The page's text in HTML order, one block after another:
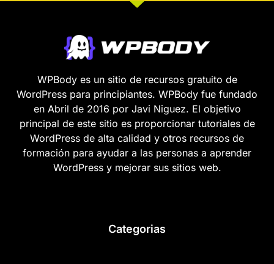
WPBody es un sitio de recursos gratuito de
WordPress para principiantes. WPBody fue fundado
en Abril de 2016 por Javi Niguez. El objetivo
principal de este sitio es proporcionar tutoriales de
WordPress de alta calidad y otros recursos de
formación para ayudar a las personas a aprender
WordPress y mejorar sus sitios web.
Categorias